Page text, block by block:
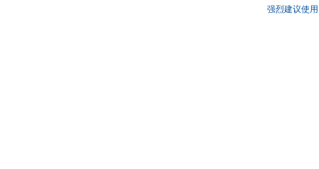
强烈建议使